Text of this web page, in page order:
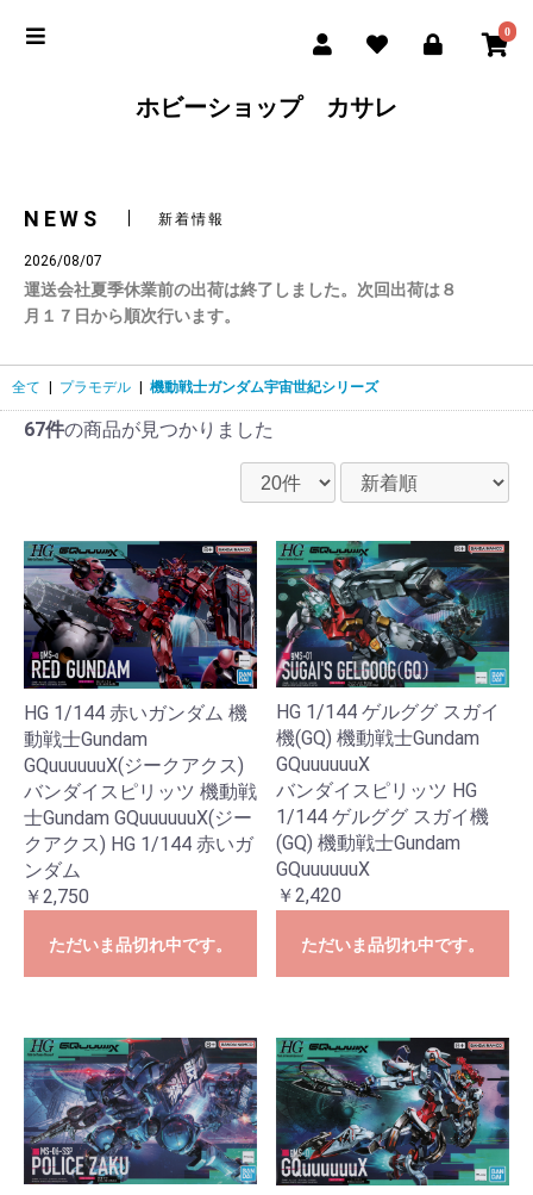
0
ホビーショップ カサレ
NEWS 新着情報
2026/08/07
運送会社夏季休業前の出荷は終了しました。次回出荷は８
月１７日から順次行います。
全て プラモデル 機動戦士ガンダム宇宙世紀シリーズ
67件の商品が見つかりました
HG 1/144 赤いガンダム 機
動戦士Gundam
GQuuuuuuX(ジークアクス)
バンダイスピリッツ 機動戦
士Gundam GQuuuuuuX(ジー
クアクス) HG 1/144 赤いガ
ンダム
￥2,750
ただいま品切れ中です。
HG 1/144 ゲルググ スガイ
機(GQ) 機動戦士Gundam
GQuuuuuuX
バンダイスピリッツ HG
1/144 ゲルググ スガイ機
(GQ) 機動戦士Gundam
GQuuuuuuX
￥2,420
ただいま品切れ中です。